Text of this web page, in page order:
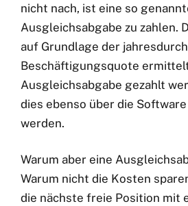
nicht nach, ist eine so
Ausgleichsabgabe zu zahlen.
auf Grundlage der
Beschäftigungsquote
Ausgleichsabgabe gezahlt
dies ebenso über die
werden.
Warum aber eine
Warum nicht die Kosten
die nächste freie Position mit